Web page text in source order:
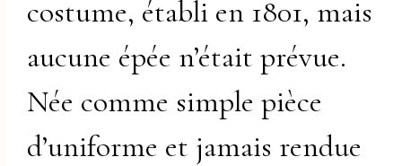
costume, établi en 1801, mais
aucune épée n’était prévue.
Née comme simple pièce
d’uniforme et jamais rendue